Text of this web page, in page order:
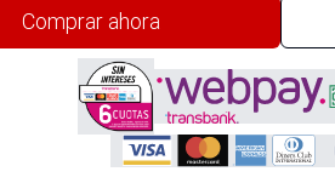
Comprar ahora